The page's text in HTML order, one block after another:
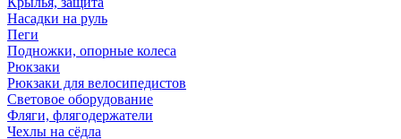
Насадки на руль
Пеги
Подножки, опорные колеса
Рюкзаки
Рюкзаки для велосипедистов
Световое оборудование
Фляги, флягодержатели
Чехлы на сёдла